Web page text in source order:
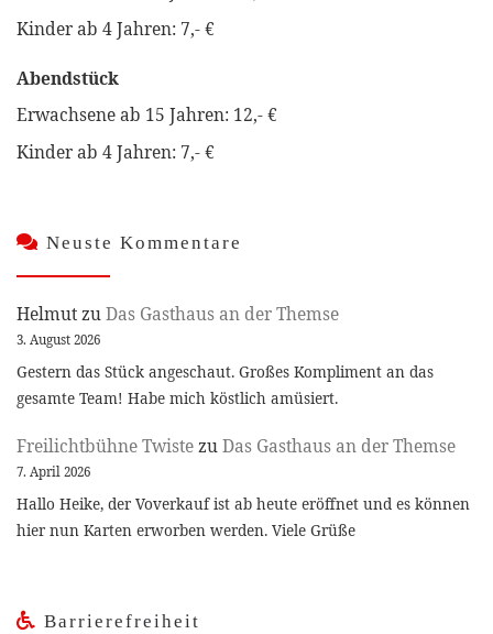
Kinder ab 4 Jahren: 7,- €
Abendstück
Erwachsene ab 15 Jahren: 12,- €
Kinder ab 4 Jahren: 7,- €
Neuste Kommentare
HelmutzuDas Gasthaus an der Themse
3. August 2026
Gestern das Stück angeschaut. Großes Kompliment an das
gesamte Team! Habe mich köstlich amüsiert.
Freilichtbühne TwistezuDas Gasthaus an der Themse
7. April 2026
Hallo Heike, der Voverkauf ist ab heute eröffnet und es können
hier nun Karten erworben werden. Viele Grüße
Barrierefreiheit